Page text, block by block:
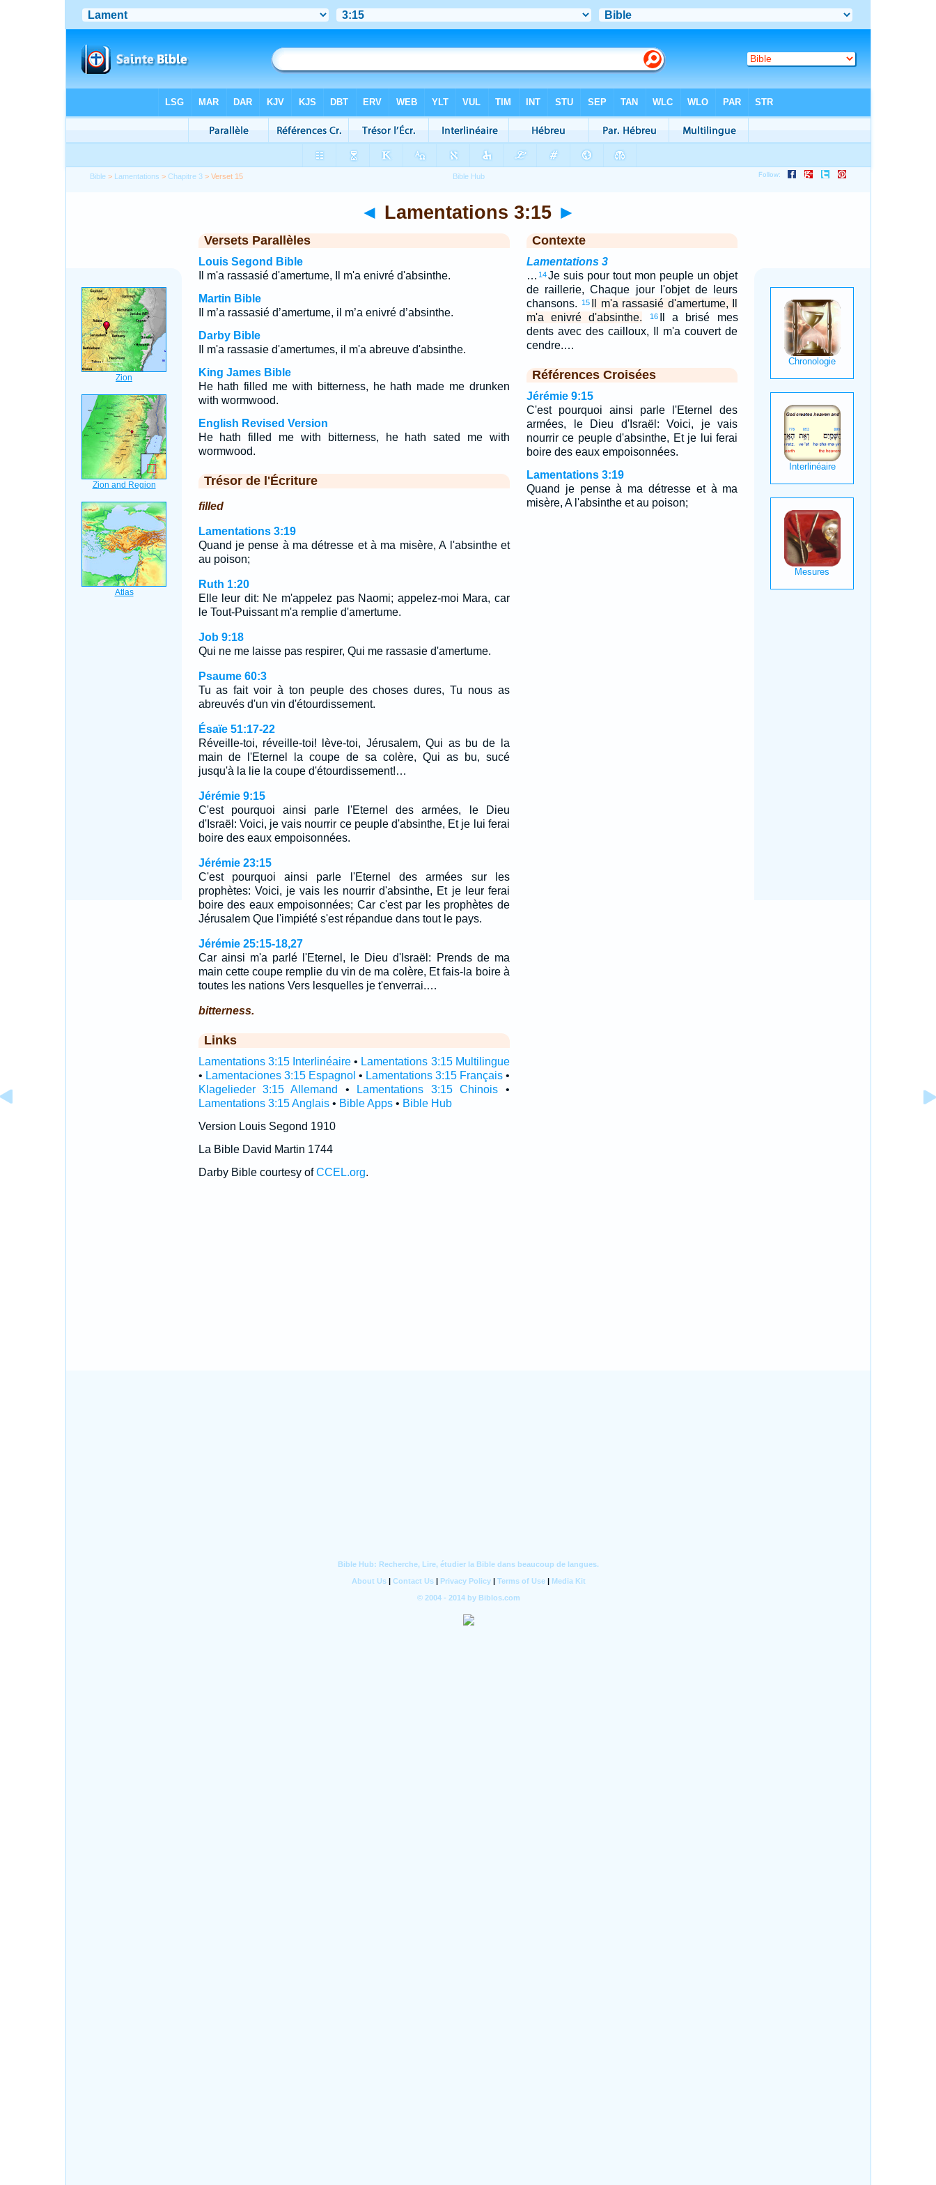
Bible > Lamentations >Chapitre 3 > Verset 15
◄ Lamentations 3:15 ►
Versets Parallèles
Louis Segond Bible
Il m'a rassasié d'amertume, Il m'a enivré d'absinthe.
Martin Bible
Il m’a rassasié d’amertume, il m’a enivré d’absinthe.
Darby Bible
Il m'a rassasie d'amertumes, il m'a abreuve d'absinthe.
King James Bible
He hath filled me with bitterness, he hath made me drunken
with wormwood.
English Revised Version
He hath filled me with bitterness, he hath sated me with
wormwood.
Trésor de l'Écriture
filled
Lamentations 3:19
Quand je pense à ma détresse et à ma misère, A l'absinthe et
au poison;
Ruth 1:20
Elle leur dit: Ne m'appelez pas Naomi; appelez-moi Mara, car
le Tout-Puissant m'a remplie d'amertume.
Job 9:18
Qui ne me laisse pas respirer, Qui me rassasie d'amertume.
Psaume 60:3
Tu as fait voir à ton peuple des choses dures, Tu nous as
abreuvés d'un vin d'étourdissement.
Ésaïe 51:17-22
Réveille-toi, réveille-toi! lève-toi, Jérusalem, Qui as bu de la
main de l'Eternel la coupe de sa colère, Qui as bu, sucé
jusqu'à la lie la coupe d'étourdissement!…
Jérémie 9:15
C'est pourquoi ainsi parle l'Eternel des armées, le Dieu
d'Israël: Voici, je vais nourrir ce peuple d'absinthe, Et je lui ferai
boire des eaux empoisonnées.
Jérémie 23:15
C'est pourquoi ainsi parle l'Eternel des armées sur les
prophètes: Voici, je vais les nourrir d'absinthe, Et je leur ferai
boire des eaux empoisonnées; Car c'est par les prophètes de
Jérusalem Que l'impiété s'est répandue dans tout le pays.
Jérémie 25:15-18,27
Car ainsi m'a parlé l'Eternel, le Dieu d'Israël: Prends de ma
main cette coupe remplie du vin de ma colère, Et fais-la boire à
toutes les nations Vers lesquelles je t'enverrai.…
bitterness.
Links
Lamentations 3:15 Interlinéaire• Lamentations 3:15 Multilingue
• Lamentaciones 3:15 Espagnol • Lamentations 3:15 Français•
Klagelieder 3:15 Allemand
• Lamentations 3:15 Chinois •
Lamentations 3:15 Anglais• Bible Apps• Bible Hub
Version Louis Segond 1910
La Bible David Martin 1744
Darby Bible courtesy ofCCEL.org.
Contexte
Lamentations 3
… 14Je suis pour tout mon peuple un objet
de raillerie, Chaque jour l'objet de leurs
chansons.
15
Il m'a rassasié d'amertume, Il
m'a enivré d'absinthe.
16
Il a brisé mes
dents avec des cailloux, Il m'a couvert de
cendre.…
Références Croisées
Jérémie 9:15
C'est pourquoi ainsi parle l'Eternel des
armées, le Dieu d'Israël: Voici, je vais
nourrir ce peuple d'absinthe, Et je lui ferai
boire des eaux empoisonnées.
Lamentations 3:19
Quand je pense à ma détresse et à ma
misère, A l'absinthe et au poison;